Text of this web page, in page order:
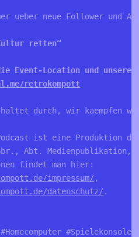
ueber neue Follower und
Kultur retten“
Event-Location und unsere
retrokompott
haltet durch, wir kaempfen
ist eine Produktion
Abt. Medienpublikation,
findet man hier:
impressum/ ,
datenschutz/ .
#Spielekonsolen